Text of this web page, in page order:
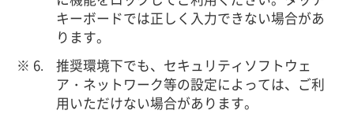
キーボードでは正しく入力できない場合があ
ります。
推奨環境下でも、セキュリティソフトウェ
ア・ネットワーク等の設定によっては、ご利
用いただけない場合があります。